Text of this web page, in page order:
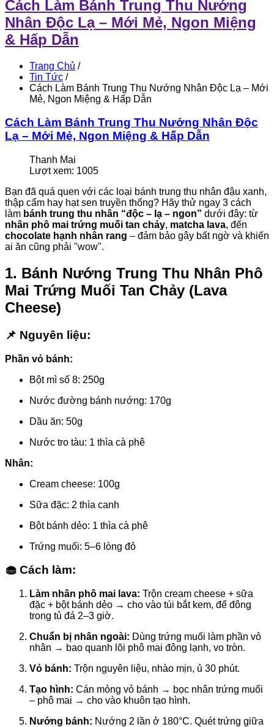
Cách Làm Bánh Trung Thu Nướng
Nhân Độc Lạ – Mới Mẻ, Ngon Miệng
& Hấp Dẫn
Trang Chủ /
Tin Tức /
Cách Làm Bánh Trung Thu Nướng Nhân Độc Lạ – Mới
Mẻ, Ngon Miệng & Hấp Dẫn
Cách Làm Bánh Trung Thu Nướng Nhân Độc
Lạ – Mới Mẻ, Ngon Miệng & Hấp Dẫn
Thanh Mai
Lượt xem: 1005
Bạn đã quá quen với các loại bánh trung thu nhân đậu xanh,
thập cẩm hay hạt sen truyền thống? Hãy thử ngay 3 cách
làm bánh trung thu nhân “độc – lạ – ngon” dưới đây: từ
nhân phô mai trứng muối tan chảy, matcha lava, đến
chocolate hạnh nhân rang – đảm bảo gây bất ngờ và khiến
ai ăn cũng phải "wow".
1. Bánh Nướng Trung Thu Nhân Phô
Mai Trứng Muối Tan Chảy (Lava
Cheese)
📌 Nguyên liệu:
Phần vỏ bánh:
Bột mì số 8: 250g
Nước đường bánh nướng: 170g
Dầu ăn: 50g
Nước tro tàu: 1 thìa cà phê
Nhân:
Cream cheese: 100g
Sữa đặc: 2 thìa canh
Bột bánh dẻo: 1 thìa cà phê
Trứng muối: 5–6 lòng đỏ
🧁 Cách làm:
Làm nhân phô mai lava: Trộn cream cheese + sữa
đặc + bột bánh dẻo → cho vào túi bắt kem, để đông
trong tủ đá 2–3 giờ.
Chuẩn bị nhân ngoài: Dùng trứng muối làm phần vỏ
nhân → bao quanh lõi phô mai đông lạnh, vo tròn.
Vỏ bánh: Trộn nguyên liệu, nhào mịn, ủ 30 phút.
Tạo hình: Cán mỏng vỏ bánh → bọc nhân trứng muối
– phô mai → cho vào khuôn tạo hình.
Nướng bánh: Nướng 2 lần ở 180°C. Quét trứng giữa